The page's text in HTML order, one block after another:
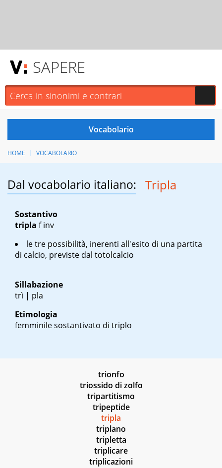
SAPERE
HOME VOCABOLARIO
Dal vocabolario italiano: Tripla
Sostantivo
tripla f inv
le tre possibilità, inerenti all'esito di una partita
di calcio, previste dal totolcalcio
Sillabazione
trì | pla
Etimologia
femminile sostantivato di triplo
trionfo
triossido di zolfo
tripartitismo
tripeptide
tripla
triplano
tripletta
triplicare
triplicazioni